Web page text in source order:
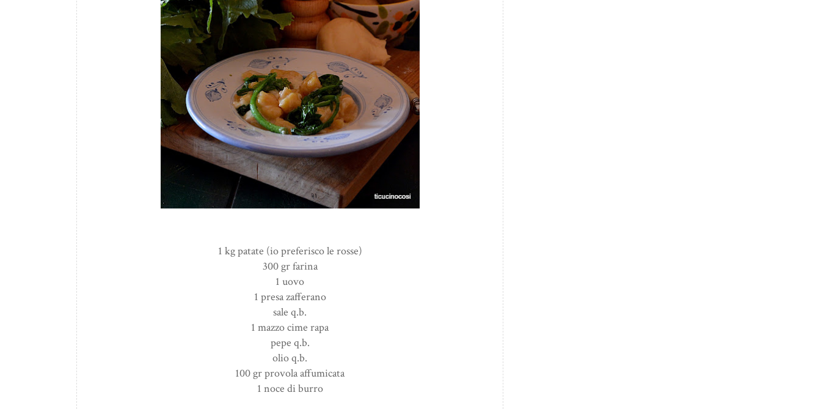
1 kg patate (io preferisco le rosse)
300 gr farina
1 uovo
1 presa zafferano
sale q.b.
1 mazzo cime rapa
pepe q.b.
olio q.b.
100 gr provola affumicata
1 noce di burro